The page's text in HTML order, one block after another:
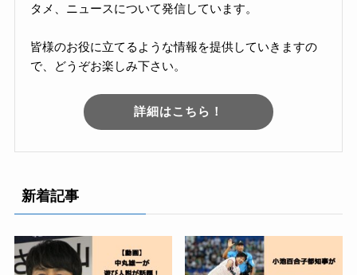
タメ、ニュースについて発信しています。
皆様のお役に立てるような情報を提供していきますの
で、どうぞお楽しみ下さい。
詳細はこちら！
新着記事